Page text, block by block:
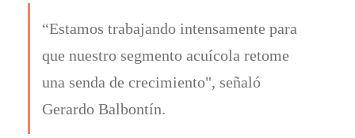
“Estamos trabajando intensamente para
que nuestro segmento acuícola retome
una senda de crecimiento", señaló
Gerardo Balbontín.